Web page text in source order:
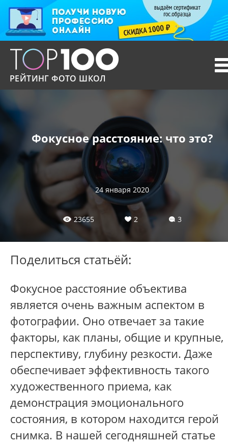
РЕЙТИНГ ФОТО ШКОЛ
Фокусное расстояние: что это?
24 января 2020
23655 2 3
Поделиться статьёй:
Фокусное расстояние объектива
является очень важным аспектом в
фотографии. Оно отвечает за такие
факторы, как планы, общие и крупные,
перспективу, глубину резкости. Даже
обеспечивает эффективность такого
художественного приема, как
демонстрация эмоционального
состояния, в котором находится герой
снимка. В нашей сегодняшней статье